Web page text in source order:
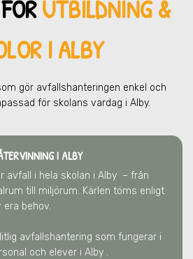
UTBILDNING &
I ALBY
gör avfallshanteringen enkel och
för skolans vardag i Alby.
I ALBY
avfall i hela skolan i Alby – från
till miljörum. Kärlen töms enligt
behov.
avfallshantering som fungerar i
och elever i Alby .